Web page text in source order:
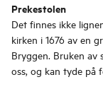
Prekestolen
Det finnes ikke
kirken i 1676 av en
Bryggen. Bruken av
oss, og kan tyde på